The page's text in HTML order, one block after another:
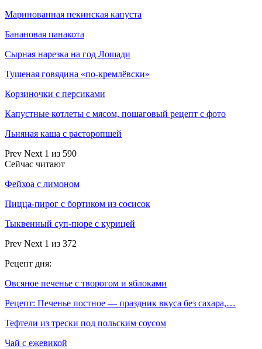
Маринованная пекинская капуста
Банановая панакота
Сырная нарезка на год Лошади
Тушеная говядина «по-кремлёвски»
Корзиночки с персиками
Капустные котлеты с мясом, пошаговый рецепт с фото
Льняная каша с расторопшей
Prev Next 1 из 590
Сейчас читают
Фейхоа с лимоном
Пицца-пирог с бортиком из сосисок
Тыквенный суп-пюре с курицей
Prev Next 1 из 372
Рецепт дня:
Овсяное печенье с творогом и яблоками
Рецепт: Печенье постное — праздник вкуса без сахара,…
Тефтели из трески под польским соусом
Чай с ежевикой